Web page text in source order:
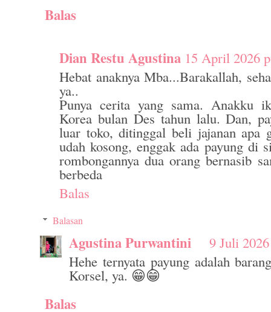
Balas
Dian Restu Agustina 15 April 2026
Hebat anaknya Mba...Barakallah,
ya..
Punya cerita yang sama. Anakku
Korea bulan Des tahun lalu. Dan,
luar toko, ditinggal beli jajanan apa
udah kosong, enggak ada payung di
rombongannya dua orang bernasib
berbeda
Balas
Balasan
Agustina Purwantini
9 Juli
Hehe ternyata payung adalah
Korsel, ya. 😁😁
Balas